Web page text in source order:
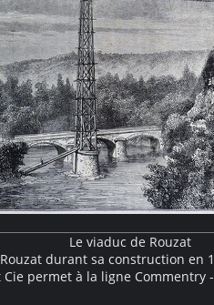
Le viaduc de Rouzat
durant sa construction en
permet à la ligne Commentry